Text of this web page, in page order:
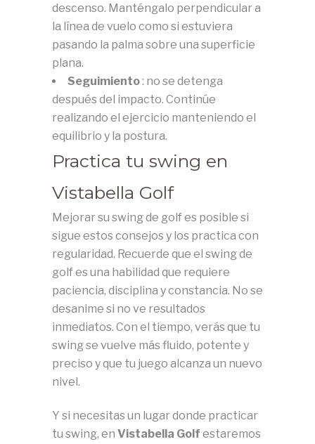
descenso. Manténgalo perpendicular a
la línea de vuelo como si estuviera
pasando la palma sobre una superficie
plana.
Seguimiento: no se detenga
después del impacto. Continúe
realizando el ejercicio manteniendo el
equilibrio y la postura.
Practica tu swing en
Vistabella Golf
Mejorar su swing de golf es posible si
sigue estos consejos y los practica con
regularidad. Recuerde que el swing de
golf es una habilidad que requiere
paciencia, disciplina y constancia. No se
desanime si no ve resultados
inmediatos. Con el tiempo, verás que tu
swing se vuelve más fluido, potente y
preciso y que tu juego alcanza un nuevo
nivel.
Y si necesitas un lugar donde practicar
tu swing, en Vistabella Golf estaremos